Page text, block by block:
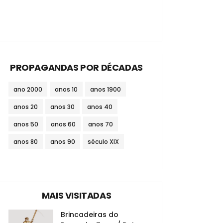
PROPAGANDAS POR DÉCADAS
ano 2000 anos 10 anos 1900
anos 20 anos 30 anos 40
anos 50 anos 60 anos 70
anos 80 anos 90 século XIX
MAIS VISITADAS
Brincadeiras do